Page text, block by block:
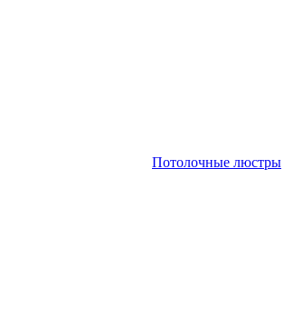
Потолочные люстры